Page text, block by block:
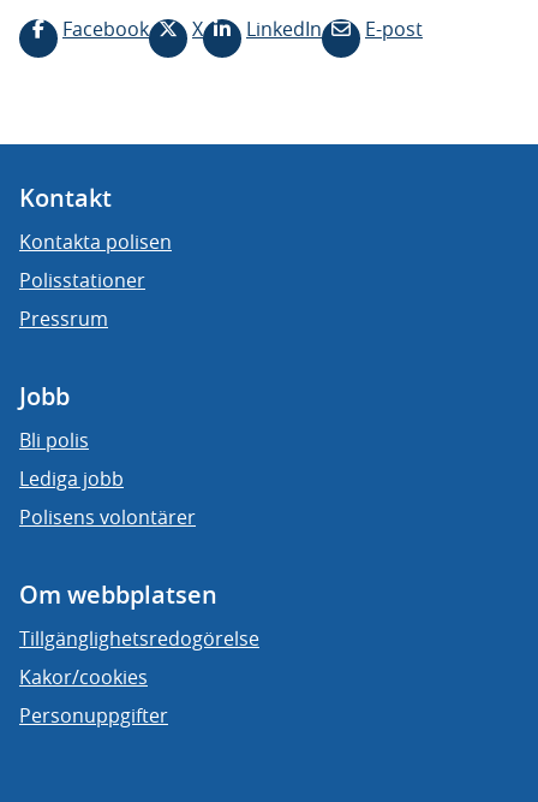
Facebook
X LinkedIn E-post
Kontakt
Kontakta polisen
Polisstationer
Pressrum
Jobb
Bli polis
Lediga jobb
Polisens volontärer
Om webbplatsen
Tillgänglighetsredogörelse
Kakor/cookies
Personuppgifter